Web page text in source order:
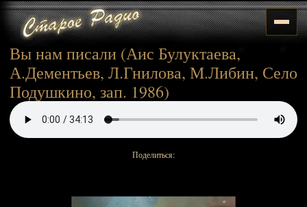
Вы нам писали (Аис Булуктаева,
А.Дементьев, Л.Гнилова, М.Либин, Село
Подушкино, зап. 1986)
Поделиться: